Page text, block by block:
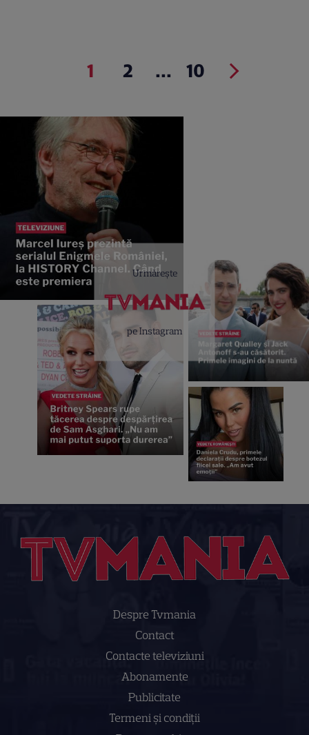
1 2 ... 10
Urmărește
pe Instagram
Despre Tvmania
Contact
Contacte televiziuni
Abonamente
Publicitate
Termeni și condiții